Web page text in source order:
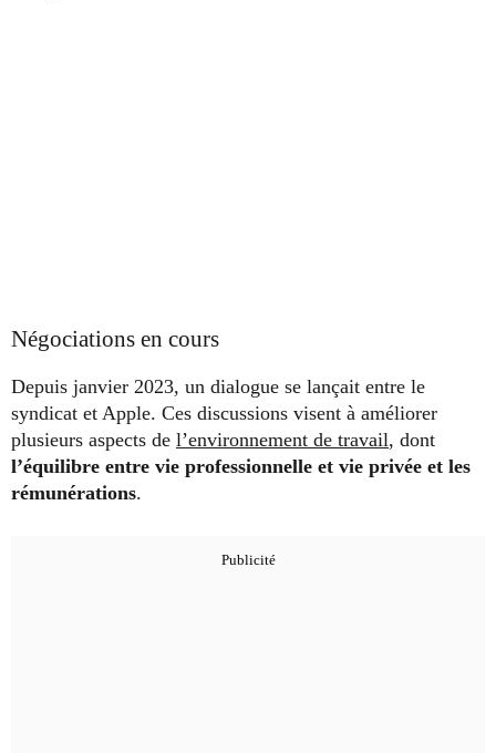
Négociations en cours
Depuis janvier 2023, un dialogue se lançait entre le
syndicat et Apple. Ces discussions visent à améliorer
plusieurs aspects de l’environnement de travail, dont
l’équilibre entre vie professionnelle et vie privée et les
rémunérations.